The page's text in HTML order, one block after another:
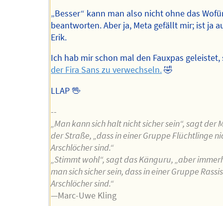
„Besser“ kann man also nicht ohne das
beantworten. Aber ja, Meta gefällt mir; ist ja
Erik.
Ich hab mir schon mal den Fauxpas
der Fira Sans zu verwechseln.🤣
LLAP 🖖
--
„Man kann sich halt nicht sicher sein“, sagt der
der Straße, „dass in einer Gruppe Flüchtlinge
Arschlöcher sind.“
„Stimmt wohl“, sagt das Känguru, „aber
man sich sicher sein, dass in einer Gruppe
Arschlöcher sind.“
—Marc-Uwe Kling